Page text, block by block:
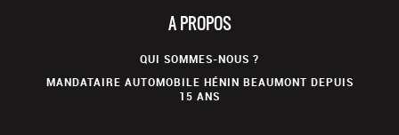
A PROPOS
QUI SOMMES-NOUS ?
MANDATAIRE AUTOMOBILE HÉNIN BEAUMONT DEPUIS
15 ANS